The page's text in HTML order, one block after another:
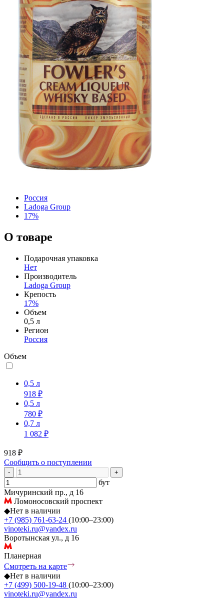
Россия
Ladoga Group
17%
О товаре
Подарочная упаковка
Нет
Производитель
Ladoga Group
Крепость
17%
Объем
0,5 л
Регион
Россия
Объем
0,5 л
918 ₽
0,5 л
780 ₽
0,7 л
1 082 ₽
918 ₽
Сообщить о поступлении
- +
бут
Мичуринский пр., д 16
Ломоносовский проспект
◆Нет в наличии
+7 (985) 761-63-24 (10:00–23:00)
vinoteki.ru@yandex.ru
Воротынская ул., д 16
Планерная
Смотреть на карте
◆Нет в наличии
+7 (499) 500-19-48 (10:00–23:00)
vinoteki.ru@yandex.ru